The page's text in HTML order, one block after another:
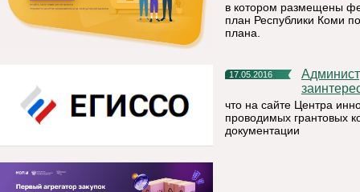
в котором размещены
план Республики Коми
плана.
17.05.2016
Администрация МР «Княжпогостский доводит до сведения
что на сайте Центра
проводимых грантовых
документации